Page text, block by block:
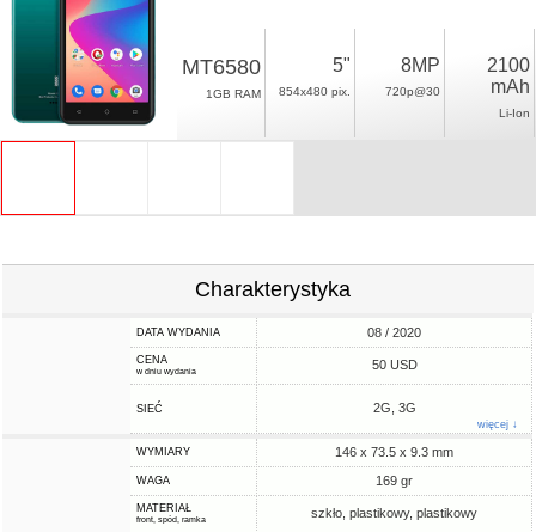
MT6580
1GB RAM
5"
854x480 pix.
8MP
720p@30
2100
mAh
Li-Ion
Charakterystyka
DATA WYDANIA 08 / 2020
CENA
w dniu wydania 50 USD
SIEĆ 2G, 3G
więcej ↓
WYMIARY 146 x 73.5 x 9.3 mm
WAGA 169 gr
MATERIAŁ
front, spód, ramka szkło, plastikowy, plastikowy